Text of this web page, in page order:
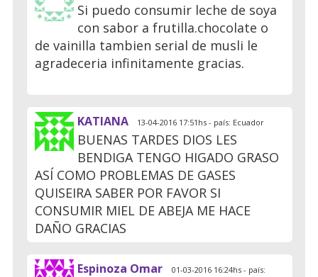
Si puedo consumir leche de soya
con sabor a frutilla.chocolate o
de vainilla tambien serial de musli le
agradeceria infinitamente gracias.
KATIANA 13-04-2016 17:51hs - país: Ecuador
BUENAS TARDES DIOS LES
BENDIGA TENGO HIGADO GRASO
ASÍ COMO PROBLEMAS DE GASES
QUISEIRA SABER POR FAVOR SI
CONSUMIR MIEL DE ABEJA ME HACE
DAÑO GRACIAS
Espinoza Omar 01-03-2016 16:24hs - país: